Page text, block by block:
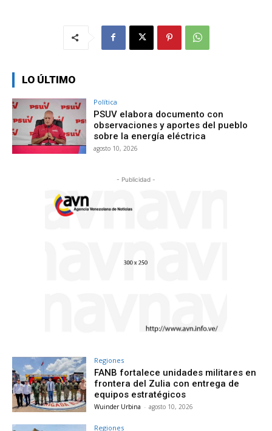
LO ÚLTIMO
Política
PSUV elabora documento con
observaciones y aportes del pueblo
sobre la energía eléctrica
agosto 10, 2026
- Publicidad -
Regiones
FANB fortalece unidades militares en
frontera del Zulia con entrega de
equipos estratégicos
Wuinder Urbina - agosto 10, 2026
Regiones